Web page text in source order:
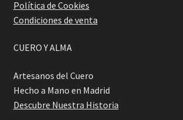
Política de Cookies
Condiciones de venta
CUERO Y ALMA
Artesanos del Cuero
Hecho a Mano en Madrid
Descubre Nuestra Historia